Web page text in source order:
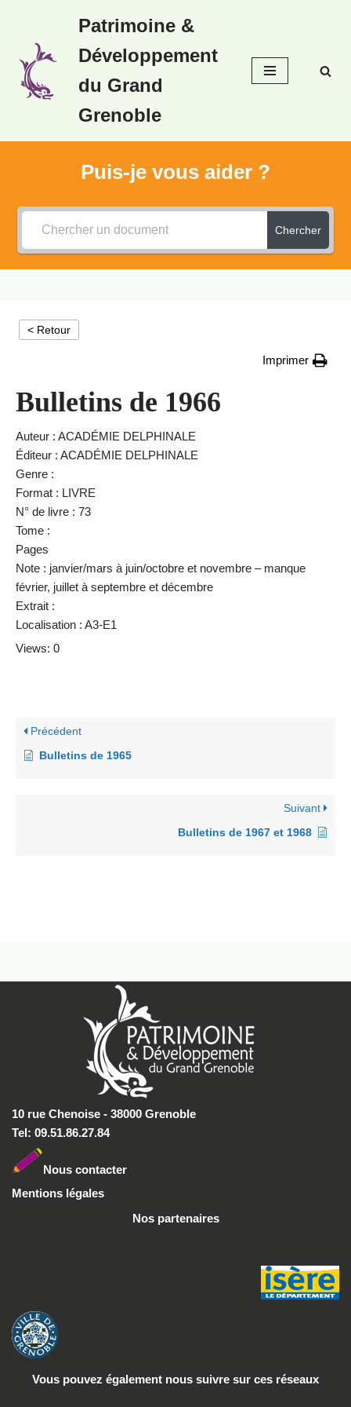
au
contenu
Patrimoine &
Développement
du Grand
Grenoble
Puis-je vous aider ?
Chercher
< Retour
Imprimer
Bulletins de 1966
Auteur : ACADÉMIE DELPHINALE
Éditeur : ACADÉMIE DELPHINALE
Genre :
Format : LIVRE
N° de livre : 73
Tome :
Pages
Note : janvier/mars à juin/octobre et novembre – manque
février, juillet à septembre et décembre
Extrait :
Localisation : A3-E1
Views: 0
Précédent
Bulletins de 1965
Suivant
Bulletins de 1967 et 1968
10 rue Chenoise - 38000 Grenoble
Tel: 09.51.86.27.84
Nous contacter
Mentions légales
Nos partenaires
Vous pouvez également nous suivre sur ces réseaux